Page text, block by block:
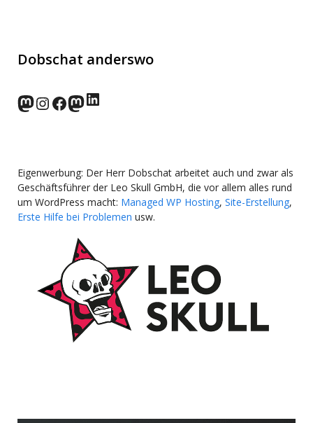
Dobschat anderswo
norden.social
Instagram
Facebook
wp-punks.social
LinkedIn
Eigenwerbung: Der Herr Dobschat arbeitet auch und zwar als
Geschäftsführer der Leo Skull GmbH, die vor allem alles rund
um WordPress macht: Managed WP Hosting, Site-Erstellung,
Erste Hilfe bei Problemen usw.